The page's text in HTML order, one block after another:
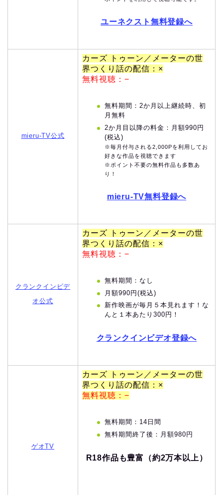
ユーネクスト無料登録へ
mieru-TV公式
カーズ トゥーン／メーターの世
界つくり話の配信：×
無料視聴：−
無料期間：2か月以上継続時、初
月無料
2か月目以降の料金：月額990円
(税込)
※毎月付与される2,000Pを利用してお
好きな作品を視聴できます
※ポイント不要の無料作品も多数あ
り！
mieru-TV無料登録へ
クランクインビデ
オ公式
カーズ トゥーン／メーターの世
界つくり話の配信：×
無料視聴：−
無料期間：なし
月額990円(税込)
新作映画が毎月５本見れます！な
んと１本あたり300円！
クランクインビデオ登録へ
ゲオTV
カーズ トゥーン／メーターの世
界つくり話の配信：×
無料視聴：−
無料期間：14日間
無料期間終了後：月額980円
R18作品も豊富（約2万本以上）